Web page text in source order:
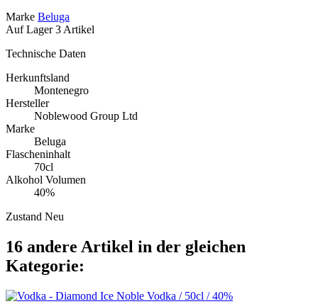
Marke Beluga
Auf Lager 3 Artikel
Technische Daten
Herkunftsland
Montenegro
Hersteller
Noblewood Group Ltd
Marke
Beluga
Flascheninhalt
70cl
Alkohol Volumen
40%
Zustand Neu
16 andere Artikel in der gleichen
Kategorie: